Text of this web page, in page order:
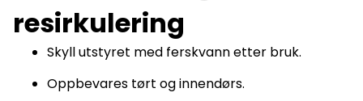
resirkulering
Skyll utstyret med ferskvann etter bruk.
Oppbevares tørt og innendørs.